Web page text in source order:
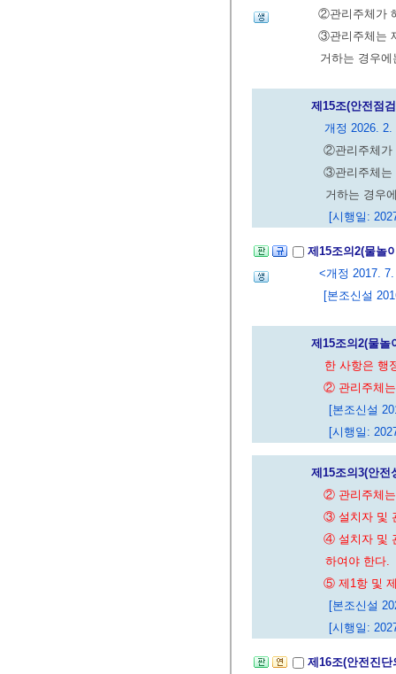
②관리주체가
③관리주체는
거하는 경우
제15조(안전점
개정 2026. 2.
②관리주체가
③관리주체는
거하는 경우
[시행일:
제15조의2(물놀
<개정 2017.
[본조신설
제15조의2(물놀
한 사항은 행
② 관리주체는
[본조신설
[시행일:
제15조의3(안전
② 관리주체는
③ 설치자 및
④ 설치자 및
하여야 한다.
⑤ 제1항 및
[본조신설
[시행일:
제16조(안전진